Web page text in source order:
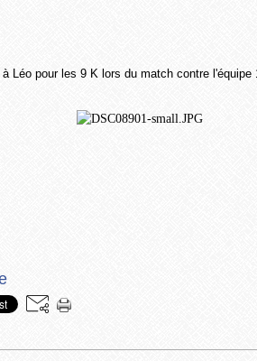
à Léo pour les 9 K lors du match contre